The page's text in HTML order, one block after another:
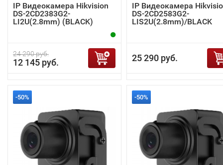
IP Видеокамера Hikvision
DS-2CD2383G2-
LI2U(2.8mm) (BLACK)
24 290 руб.
12 145 руб.
IP Видеокамера
DS-2CD2583G2-
LIS2U(2.8mm)/BLACK
25 290 руб.
-50% -50%